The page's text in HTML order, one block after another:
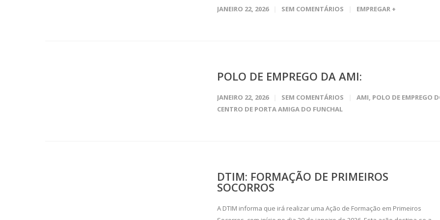
JANEIRO 22, 2026 SEM COMENTÁRIOS EMPREGAR +
POLO DE EMPREGO DA AMI:
JANEIRO 22, 2026 SEM COMENTÁRIOS AMI, POLO DE EMPREGO
CENTRO DE PORTA AMIGA DO FUNCHAL
DTIM: FORMAÇÃO DE PRIMEIROS
SOCORROS
A DTIM informa que irá realizar uma Ação de Formação em Primeiros